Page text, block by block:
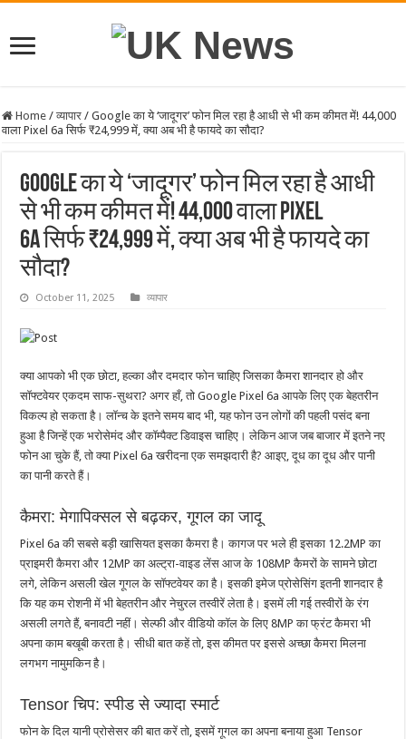
Home / व्यापार / Google का ये ‘जादूगर’ फोन मिल रहा है आधी से भी कम कीमत में! 44,000
वाला Pixel 6a सिर्फ ₹24,999 में, क्या अब भी है फायदे का सौदा?
Google का ये ‘जादूगर’ फोन मिल रहा है आधी
से भी कम कीमत में! 44,000 वाला Pixel
6a सिर्फ ₹24,999 में, क्या अब भी है फायदे का
सौदा?
October 11, 2025 व्यापार
क्या आपको भी एक छोटा, हल्का और दमदार फोन चाहिए जिसका कैमरा शानदार हो और
सॉफ्टवेयर एकदम साफ-सुथरा? अगर हाँ, तो Google Pixel 6a आपके लिए एक बेहतरीन
विकल्प हो सकता है। लॉन्च के इतने समय बाद भी, यह फोन उन लोगों की पहली पसंद बना
हुआ है जिन्हें एक भरोसेमंद और कॉम्पैक्ट डिवाइस चाहिए। लेकिन आज जब बाजार में इतने नए
फोन आ चुके हैं, तो क्या Pixel 6a खरीदना एक समझदारी है? आइए, दूध का दूध और पानी
का पानी करते हैं।
कैमरा: मेगापिक्सल से बढ़कर, गूगल का जादू
Pixel 6a की सबसे बड़ी खासियत इसका कैमरा है। कागज पर भले ही इसका 12.2MP का
प्राइमरी कैमरा और 12MP का अल्ट्रा-वाइड लेंस आज के 108MP कैमरों के सामने छोटा
लगे, लेकिन असली खेल गूगल के सॉफ्टवेयर का है। इसकी इमेज प्रोसेसिंग इतनी शानदार है
कि यह कम रोशनी में भी बेहतरीन और नेचुरल तस्वीरें लेता है। इसमें ली गई तस्वीरों के रंग
असली लगते हैं, बनावटी नहीं। सेल्फी और वीडियो कॉल के लिए 8MP का फ्रंट कैमरा भी
अपना काम बखूबी करता है। सीधी बात कहें तो, इस कीमत पर इससे अच्छा कैमरा मिलना
लगभग नामुमकिन है।
Tensor चिप: स्पीड से ज्यादा स्मार्ट
फोन के दिल यानी प्रोसेसर की बात करें तो, इसमें गूगल का अपना बनाया हुआ Tensor